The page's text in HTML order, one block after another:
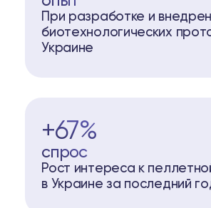
При разработке и
биотехнологических
Украине
+67%
спрос
Рост интереса к
в Украине за последний